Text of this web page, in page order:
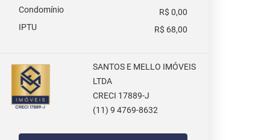
Condomínio
R$ 0,00
IPTU
R$ 68,00
SANTOS E MELLO IMÓVEIS
LTDA
CRECI 17889-J
(11) 9 4769-8632